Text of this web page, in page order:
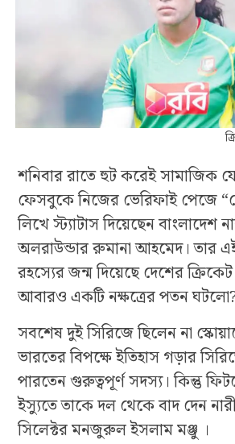
শনিবার রাতে হুট করেই সামাজিক
ফেসবুকে নিজের ভেরিফাই পেজে
লিখে স্ট্যাটাস দিয়েছেন বাংলাদেশ
অলরাউন্ডার রুমানা আহমেদ। তার
রহস্যের জন্ম দিয়েছে দেশের
আবারও একটি নক্ষত্রের পতন
সবশেষ দুই সিরিজে ছিলেন না
ভারতের বিপক্ষে ইতিহাস গড়ার
পারতেন গুরুত্বপূর্ণ সদস্য। কিন্তু
ইস্যুতে তাকে দল থেকে বাদ দেন
সিলেক্টর মনজুরুল ইসলাম মঞ্জু ।